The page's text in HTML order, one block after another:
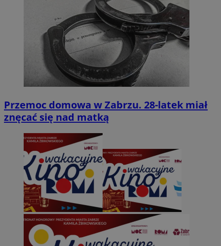
Przemoc domowa w Zabrzu. 28-latek miał
znęcać się nad matką